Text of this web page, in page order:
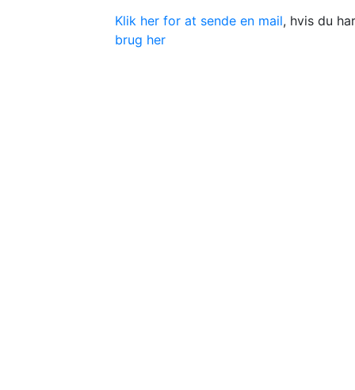
Klik her for at sende en mail, hvis du
brug her